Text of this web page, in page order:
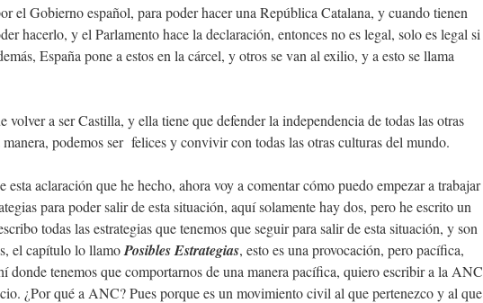
el Gobierno español, para poder hacer una República Catalana, y cuando tienen
hacerlo, y el Parlamento hace la declaración, entonces no es legal, solo es legal si
España pone a estos en la cárcel, y otros se van al exilio, y a esto se llama
volver a ser Castilla, y ella tiene que defender la independencia de todas las otras
manera, podemos ser felices y convivir con todas las otras culturas del mundo.
esta aclaración que he hecho, ahora voy a comentar cómo puedo empezar a trabajar
para poder salir de esta situación, aquí solamente hay dos, pero he escrito un
todas las estrategias que tenemos que seguir para salir de esta situación, y son
el capítulo lo llamoPosibles Estrategias, esto es una provocación, pero pacífica,
donde tenemos que comportarnos de una manera pacífica, quiero escribir a la ANC
¿Por qué a ANC? Pues porque es un movimiento civil al que pertenezco y al que